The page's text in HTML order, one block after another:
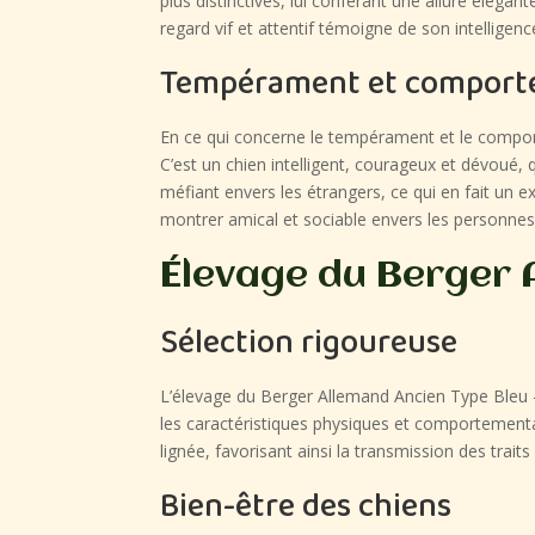
regard vif et attentif témoigne de son
Tempérament et
En ce qui concerne le tempérament et le
C’est un chien intelligent, courageux et
méfiant envers les étrangers, ce qui en fait un
montrer amical et sociable envers les personnes
Élevage du Berger
Sélection rigoureuse
L’élevage du Berger Allemand Ancien Type
les caractéristiques physiques et
lignée, favorisant ainsi la transmission des traits
Bien-être des chiens